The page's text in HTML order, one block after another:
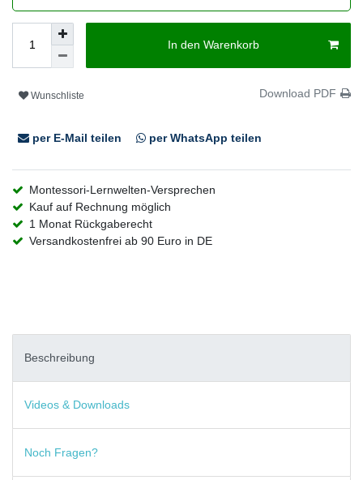
In den Warenkorb
Wunschliste Download PDF
per E-Mail teilen per WhatsApp teilen
Montessori-Lernwelten-Versprechen
Kauf auf Rechnung möglich
1 Monat Rückgaberecht
Versandkostenfrei ab 90 Euro in DE
Beschreibung
Videos & Downloads
Noch Fragen?